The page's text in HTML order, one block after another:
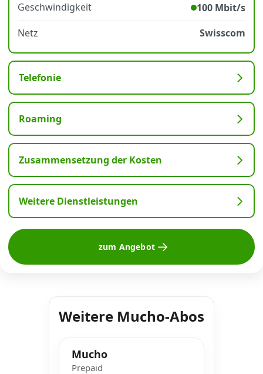
Geschwindigkeit
100 Mbit/s
Netz
Swisscom
Telefonie
Roaming
Zusammensetzung der Kosten
Weitere Dienstleistungen
zum Angebot
Weitere Mucho-Abos
Mucho
Prepaid